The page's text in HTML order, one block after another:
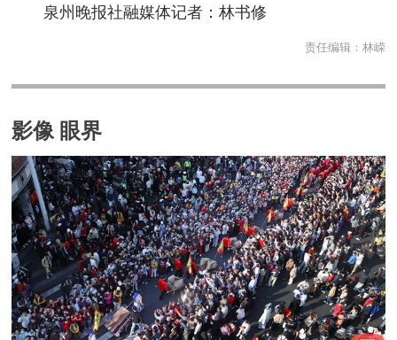
泉州晚报社融媒体记者：林书修
责任编辑： 林嵘
影像 眼界